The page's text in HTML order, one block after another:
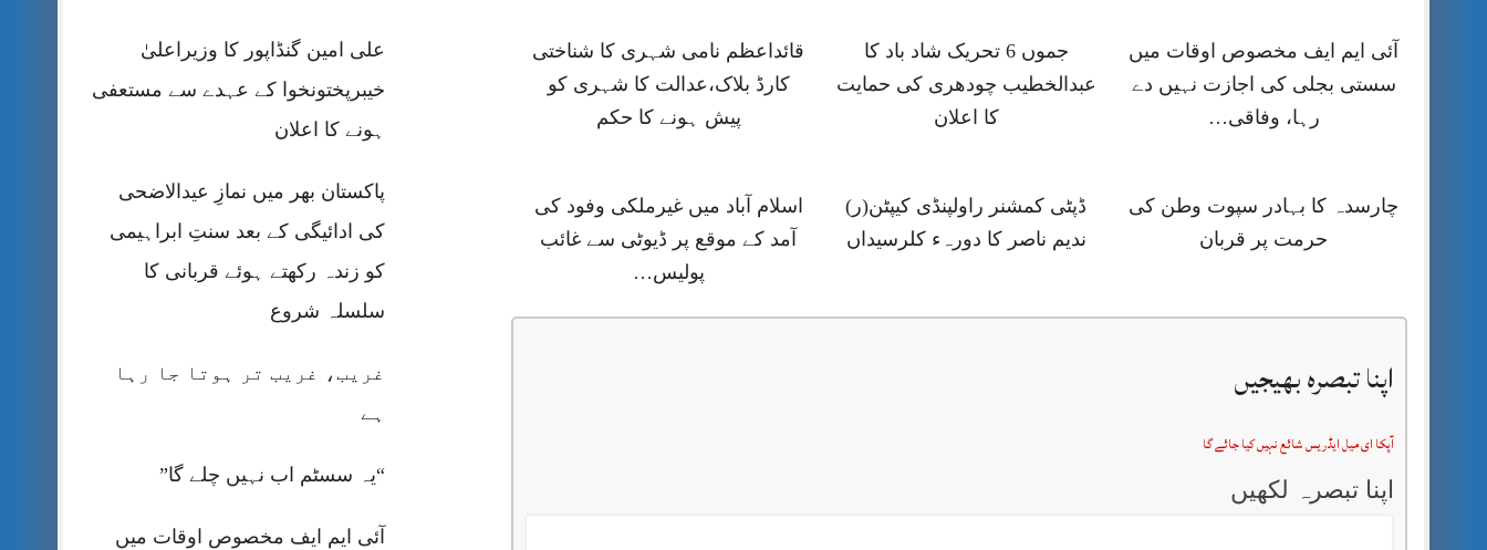
علی امین گنڈاپور کا وزیراعلیٰ
خیبرپختونخوا کے عہدے سے مستعفی
ہونے کا اعلان
پاکستان بھر میں نمازِ عیدالاضحی
کی ادائیگی کے بعد سنتِ ابراہیمی
کو زندہ رکھتے ہوئے قربانی کا
سلسلہ شروع
غریب، غریب تر ہوتا جا رہا
ہے
“یہ سسٹم اب نہیں چلے گا”
آئی ایم ایف مخصوص اوقات میں
آئی ایم ایف مخصوص اوقات میں
سستی بجلی کی اجازت نہیں دے
رہا، وفاقی…
جموں 6 تحریک شاد باد کا
عبدالخطیب چودھری کی حمایت
کا اعلان
قائداعظم نامی شہری کا شناختی
کارڈ بلاک،عدالت کا شہری کو
پیش ہونے کا حکم
چارسدہ کا بہادر سپوت وطن کی
حرمت پر قربان
ڈپٹی کمشنر راولپنڈی کیپٹن(ر)
ندیم ناصر کا دورہء کلرسیداں
اسلام آباد میں غیرملکی وفود کی
آمد کے موقع پر ڈیوٹی سے غائب
پولیس…
اپنا تبصرہ بھیجیں
آپکا ای میل ایڈریس شائع نہیں کیا جائے گا
اپنا تبصرہ لکھیں